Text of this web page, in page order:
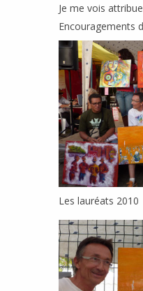
Je me vois
Encouragements
Les lauréats 2010